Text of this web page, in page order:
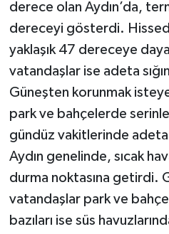
derece olan Aydın’da,
dereceyi gösterdi.
yaklaşık 47 dereceye
vatandaşlar ise adeta
Güneşten korunmak
park ve bahçelerde
gündüz vakitlerinde
Aydın genelinde, sıcak
durma noktasına getirdi.
vatandaşlar park ve
bazıları ise süs